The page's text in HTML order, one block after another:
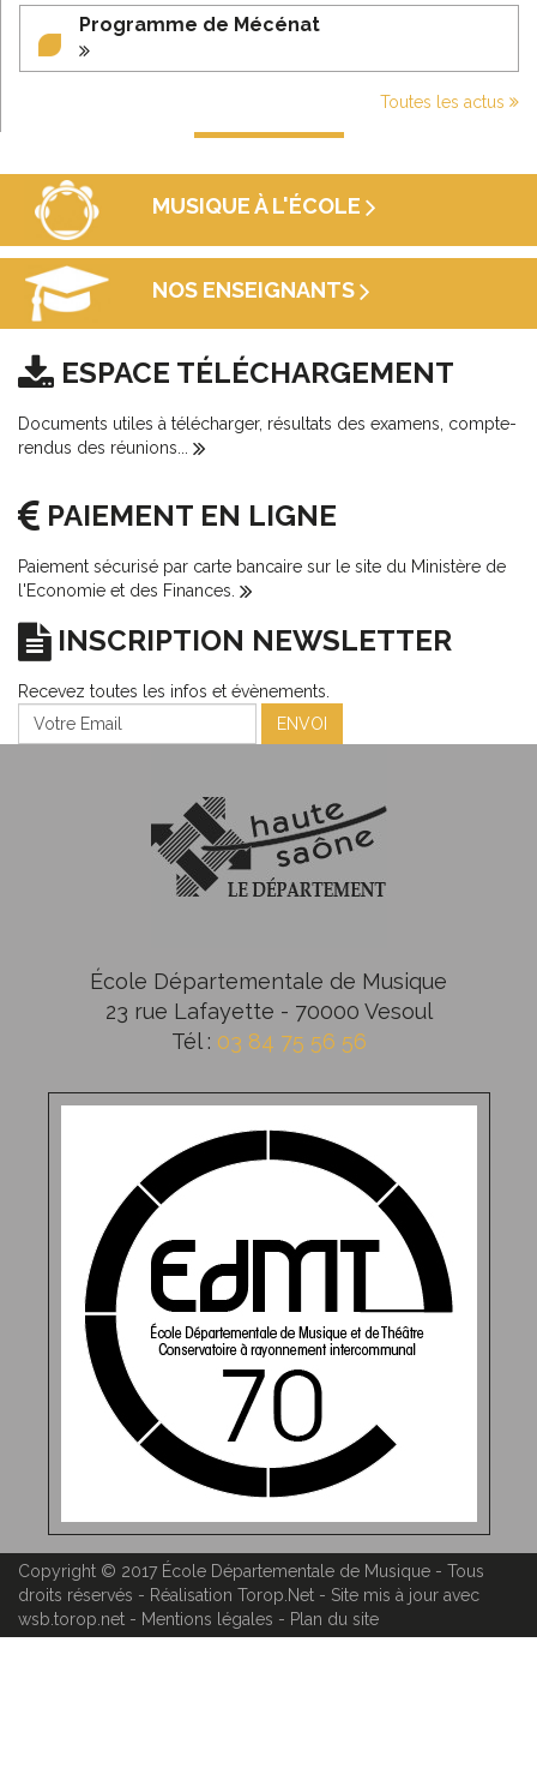
Programme de Mécénat
Toutes les actus
MUSIQUE À L'ÉCOLE
NOS ENSEIGNANTS
ESPACE TÉLÉCHARGEMENT
Documents utiles à télécharger, résultats des examens, compte-
rendus des réunions...
PAIEMENT EN LIGNE
Paiement sécurisé par carte bancaire sur le site du Ministère de
l'Economie et des Finances.
INSCRIPTION NEWSLETTER
Recevez toutes les infos et évènements.
ENVOI
École Départementale de Musique
23 rue Lafayette - 70000 Vesoul
Tél : 03 84 75 56 56
Copyright © 2017 École Départementale de Musique - Tous
droits réservés - Réalisation Torop.Net - Site mis à jour avec
wsb.torop.net - Mentions légales - Plan du site